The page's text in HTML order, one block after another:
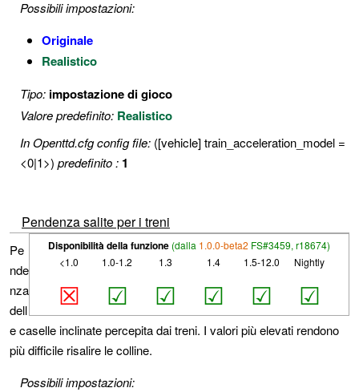
Possibili impostazioni:
Originale
Realistico
Tipo: impostazione di gioco
Valore predefinito: Realistico
In Openttd.cfg config file: ([vehicle] train_acceleration_model =
<0|1>) predefinito : 1
Pendenza salite per i treni
Disponibilità della funzione (dalla 1.0.0-beta2 FS#3459, r18674)
<1.0
☒
1.0-1.2
☑
1.3
☑
1.4
☑
1.5-12.0
☑
Nightly
☑
Pe
nde
nza
dell
e caselle inclinate percepita dai treni. I valori più elevati rendono
più difficile risalire le colline.
Possibili impostazioni: